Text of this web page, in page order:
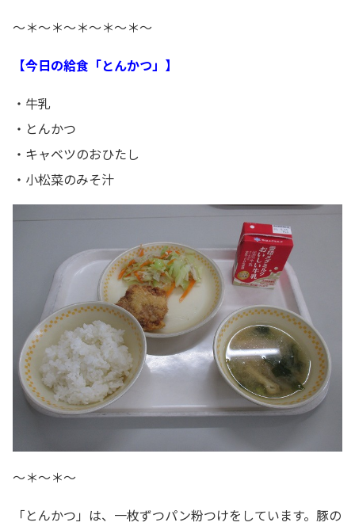
～＊～＊～＊～＊～＊～
【今日の給食「とんかつ」】
・牛乳
・とんかつ
・キャベツのおひたし
・小松菜のみそ汁
～＊～＊～
「とんかつ」は、一枚ずつパン粉つけをしています。豚の